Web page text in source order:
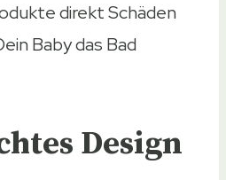
direkt Schäden
Baby das Bad
Design